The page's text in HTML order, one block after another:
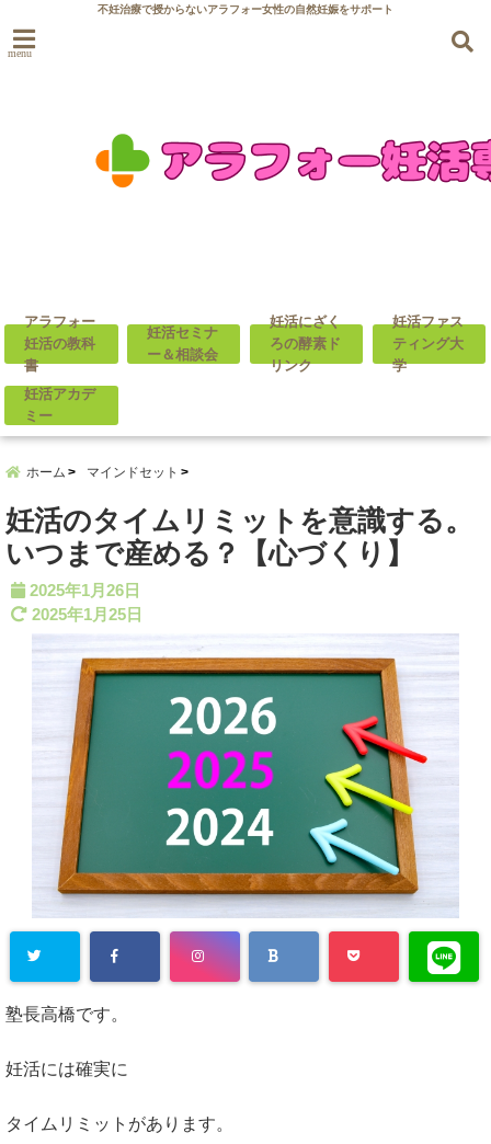
不妊治療で授からないアラフォー女性の自然妊娠をサポート
menu
アラフォー
妊活の教科
書
妊活セミナ
ー＆相談会
妊活にざく
ろの酵素ド
リンク
妊活ファス
ティング大
学
妊活アカデ
ミー
ホーム マインドセット
妊活のタイムリミットを意識する。
いつまで産める？【心づくり】
2025年1月26日
2025年1月25日
塾長高橋です。
妊活には確実に
タイムリミットがあります。